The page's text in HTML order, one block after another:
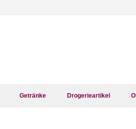
Getränke Drogerieartikel